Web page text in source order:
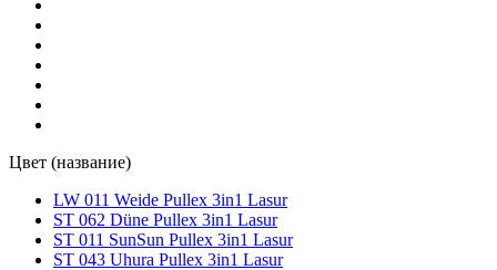
Цвет (название)
LW 011 Weide Pullex 3in1 Lasur
ST 062 Düne Pullex 3in1 Lasur
ST 011 SunSun Pullex 3in1 Lasur
ST 043 Uhura Pullex 3in1 Lasur